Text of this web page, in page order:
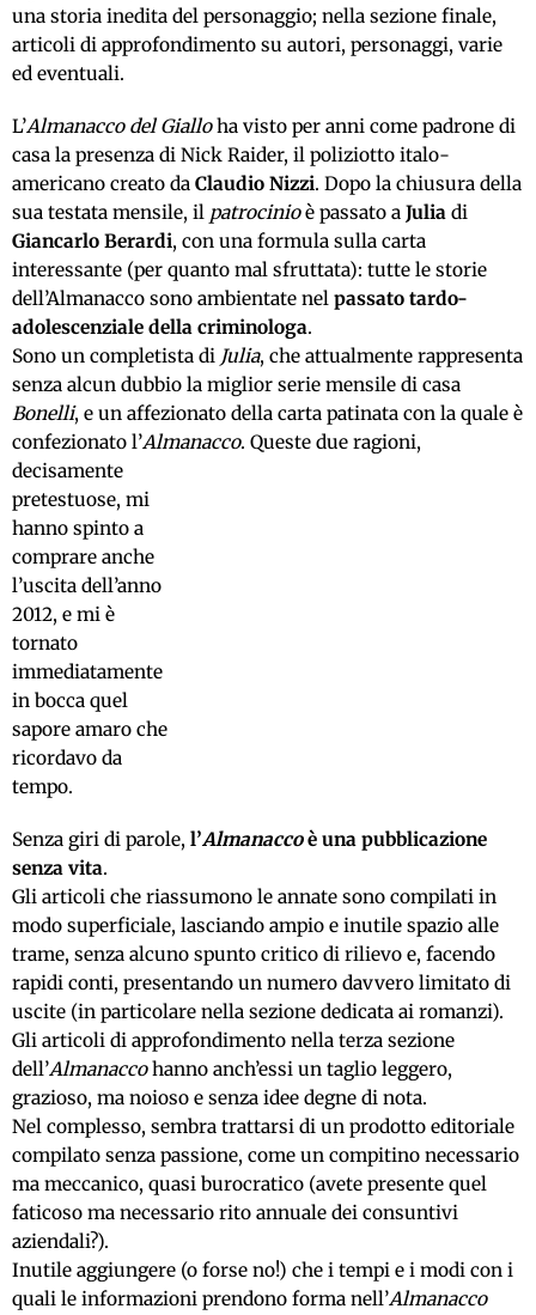
una storia inedita del personaggio; nella sezione finale,
articoli di approfondimento su autori, personaggi, varie
ed eventuali.
L’Almanacco del Gialloha visto per anni come padrone di
casa la presenza di Nick Raider, il poliziotto italo-
americano creato da Claudio Nizzi. Dopo la chiusura della
sua testata mensile, il patrocinioè passato a Julia di
Giancarlo Berardi, con una formula sulla carta
interessante (per quanto mal sfruttata): tutte le storie
dell’Almanacco sono ambientate nel passato tardo-
adolescenziale della criminologa.
Sono un completista di Julia, che attualmente rappresenta
senza alcun dubbio la miglior serie mensile di casa
Bonelli, e un affezionato della carta patinata con la quale è
confezionato l’Almanacco. Queste due ragioni,
decisamente
pretestuose, mi
hanno spinto a
comprare anche
l’uscita dell’anno
2012, e mi è
tornato
immediatamente
in bocca quel
sapore amaro che
ricordavo da
tempo.
Senza giri di parole, l’Almanaccoè una pubblicazione
senza vita.
Gli articoli che riassumono le annate sono compilati in
modo superficiale, lasciando ampio e inutile spazio alle
trame, senza alcuno spunto critico di rilievo e, facendo
rapidi conti, presentando un numero davvero limitato di
uscite (in particolare nella sezione dedicata ai romanzi).
Gli articoli di approfondimento nella terza sezione
dell’Almanaccohanno anch’essi un taglio leggero,
grazioso, ma noioso e senza idee degne di nota.
Nel complesso, sembra trattarsi di un prodotto editoriale
compilato senza passione, come un compitino necessario
ma meccanico, quasi burocratico (avete presente quel
faticoso ma necessario rito annuale dei consuntivi
aziendali?).
Inutile aggiungere (o forse no!) che i tempi e i modi con i
quali le informazioni prendono forma nell’Almanacco